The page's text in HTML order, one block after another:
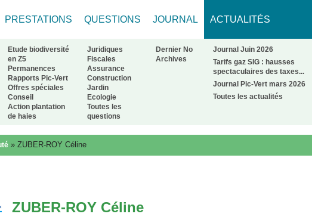
PRESTATIONS
Etude biodiversité
en Z5
Permanences
Rapports Pic-Vert
Offres spéciales
Conseil
Action plantation
de haies
QUESTIONS
Juridiques
Fiscales
Assurance
Construction
Jardin
Ecologie
Toutes les
questions
JOURNAL
Dernier No
Archives
ACTUALITÉS
Journal Juin 2026
Tarifs gaz SIG : hausses
spectaculaires des taxes...
Journal Pic-Vert mars 2026
Toutes les actualités
» ZUBER-ROY Céline
ZUBER-ROY Céline